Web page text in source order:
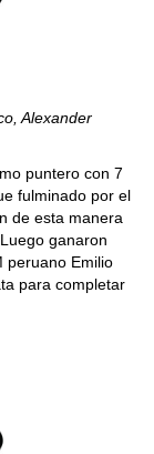
Alexander
puntero con 7
fulminado por el
de esta manera
ganaron
peruano Emilio
para completar